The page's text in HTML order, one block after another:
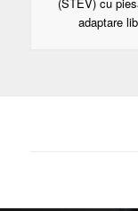
adaptare